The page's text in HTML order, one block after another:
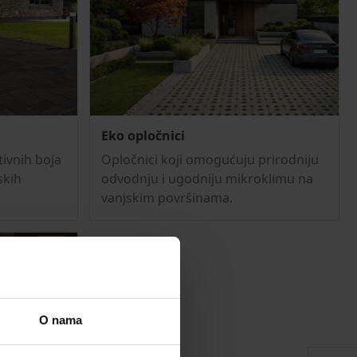
O nama
boja
Eko opločnici
Opločnici koji omogućuju prirodniju
odvodnju i ugodniju mikroklimu na
vanjskim površinama.